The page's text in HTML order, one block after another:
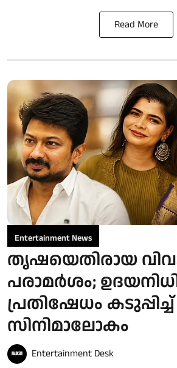
Read More
Entertainment News
തൃഷയെതിരായ
പരാമർശം;
പ്രതിഷേധം കടുപ്പിച്ച്
സിനിമാലോകം
Entertainment Desk